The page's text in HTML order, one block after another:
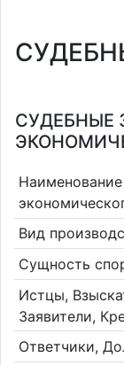
СУДЕБНЫЕ
Наименование
Вид
Сущность
Истцы,
Заявители,
Ответчики,